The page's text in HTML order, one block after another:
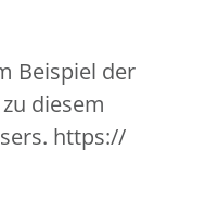
Beispiel der
diesem
https://